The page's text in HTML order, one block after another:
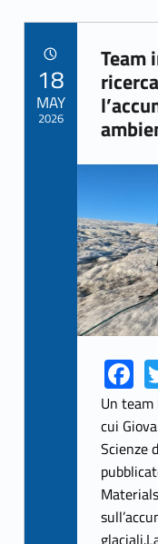
Link identifier archive #link-archive-55719
Team
Link identifier archive #link-archive-thumb-soap-23117
Link identifier share facebook archive #share-link-archive-67026
b
o
o
k
Link identifier share
Un
cui
Scienze
18
MAY
2026